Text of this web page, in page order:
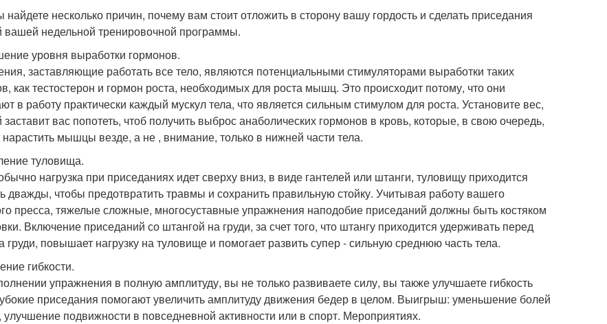
несколько причин, почему вам стоит отложить в сторону вашу гордость и сделать приседания
вашей недельной тренировочной программы.
уровня выработки гормонов.
заставляющие работать все тело, являются потенциальными стимуляторами выработки таких
как тестостерон и гормон роста, необходимых для роста мышц. Это происходит потому, что они
в работу практически каждый мускул тела, что является сильным стимулом для роста. Установите вес,
заставит вас попотеть, чтоб получить выброс анаболических гормонов в кровь, которые, в свою очередь,
нарастить мышцы везде, а не , внимание, только в нижней части тела.
туловища.
нагрузка при приседаниях идет сверху вниз, в виде гантелей или штанги, туловищу приходится
дважды, чтобы предотвратить травмы и сохранить правильную стойку. Учитывая работу вашего
пресса, тяжелые сложные, многосуставные упражнения наподобие приседаний должны быть костяком
Включение приседаний со штангой на груди, за счет того, что штангу приходится удерживать перед
груди, повышает нагрузку на туловище и помогает развить супер - сильную среднюю часть тела.
гибкости.
упражнения в полную амплитуду, вы не только развиваете силу, вы также улучшаете гибкость
приседания помогают увеличить амплитуду движения бедер в целом. Выигрыш: уменьшение болей
улучшение подвижности в повседневной активности или в спорт. Мероприятиях.